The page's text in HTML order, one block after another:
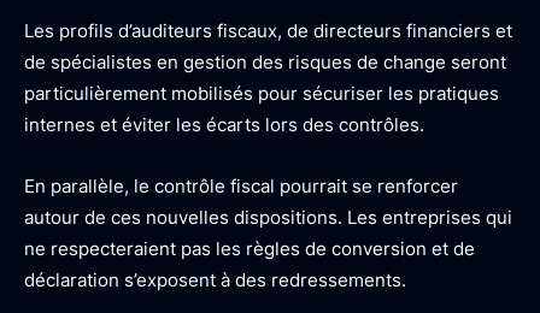
Les profils d’auditeurs fiscaux, de directeurs financiers et
de spécialistes en gestion des risques de change seront
particulièrement mobilisés pour sécuriser les pratiques
internes et éviter les écarts lors des contrôles.
En parallèle, le contrôle fiscal pourrait se renforcer
autour de ces nouvelles dispositions. Les entreprises qui
ne respecteraient pas les règles de conversion et de
déclaration s’exposent à des redressements.